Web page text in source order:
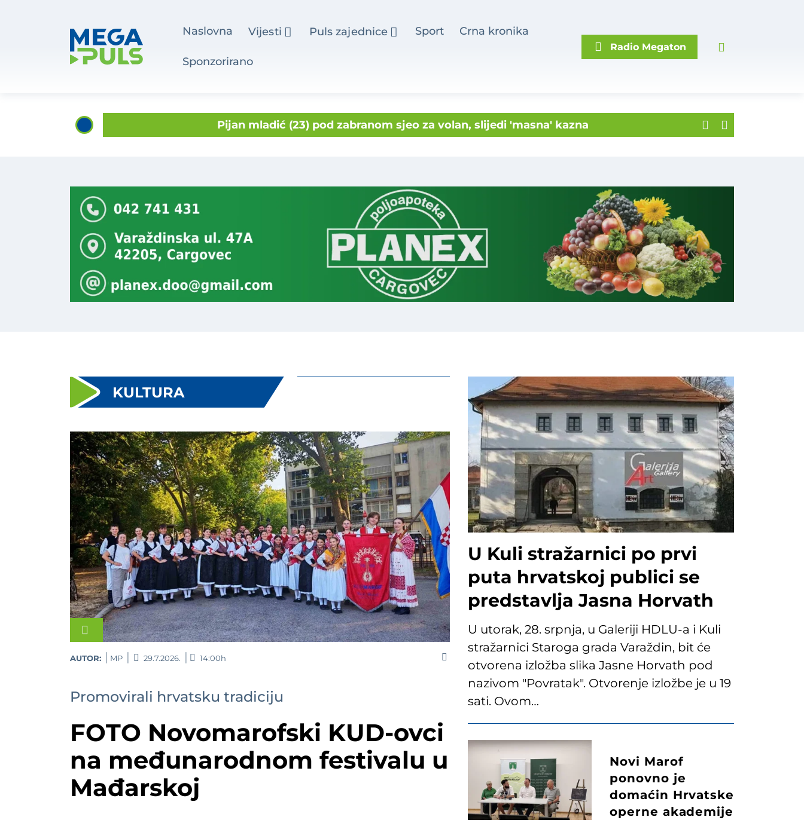
Naslovna Vijesti Puls zajednice Sport Crna kronika
Sponzorirano
Radio Megaton
Atletičarka varaždinske Slobode izborila finale Svjetskog juniorskog prvenstva!
Zlatko Dalić prihvatio nestvarno veliki iznos, a za sobom odvodi još jednog uspješnog Varaždinca
Velikom brzinom uletio u zavoj, pokosio stup i završio na krovu!
Vatrogasci iz opožarenog stana spasili tinejdžericu, među ozlijeđenima i policajka
Općina Bednja potpisala dva ugovora za modernizaciju nerazvrstanih cesta vrijedna gotovo 291 tisuću eura
FOTO MNK Visoko pobjednik 3. Memorijalnog turnira „Luka Kos“ u Sudovcu
KULTURA
AUTOR: MP 29.7.2026. 14:00h
Promovirali hrvatsku tradiciju
FOTO Novomarofski KUD-ovci
na međunarodnom festivalu u
Mađarskoj
U Kuli stražarnici po prvi
puta hrvatskoj publici se
predstavlja Jasna Horvath
U utorak, 28. srpnja, u Galeriji HDLU-a i Kuli
stražarnici Staroga grada Varaždin, bit će
otvorena izložba slika Jasne Horvath pod
nazivom "Povratak". Otvorenje izložbe je u 19
sati. Ovom…
Novi Marof
ponovno je
domaćin Hrvatske
operne akademije